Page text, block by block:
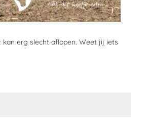
erg slecht aflopen. Weet jij iets